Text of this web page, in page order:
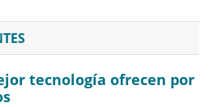
tecnología ofrecen por